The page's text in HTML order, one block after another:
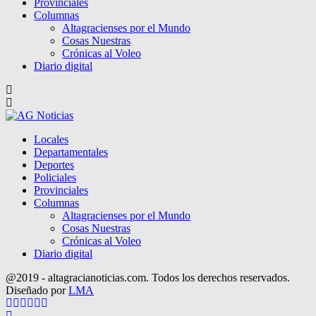
Columnas
Altagracienses por el Mundo
Cosas Nuestras
Crónicas al Voleo
Diario digital
Locales
Departamentales
Deportes
Policiales
Provinciales
Columnas
Altagracienses por el Mundo
Cosas Nuestras
Crónicas al Voleo
Diario digital
@2019 - altagracianoticias.com. Todos los derechos reservados.
Diseñado porLMA
Facebook
Twitter
Instagram
Pinterest
Google